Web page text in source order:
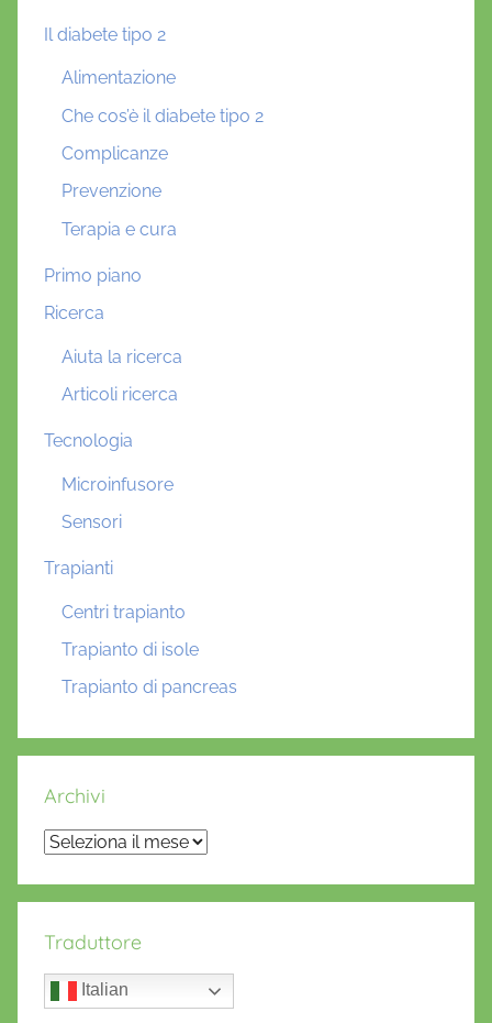
Il diabete tipo 2
Alimentazione
Che cos’è il diabete tipo 2
Complicanze
Prevenzione
Terapia e cura
Primo piano
Ricerca
Aiuta la ricerca
Articoli ricerca
Tecnologia
Microinfusore
Sensori
Trapianti
Centri trapianto
Trapianto di isole
Trapianto di pancreas
Archivi
Archivi
Traduttore
Italian